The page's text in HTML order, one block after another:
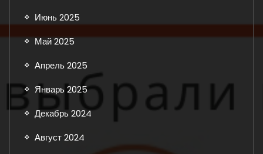
Июнь 2025
Май 2025
Апрель 2025
Январь 2025
Декабрь 2024
Август 2024